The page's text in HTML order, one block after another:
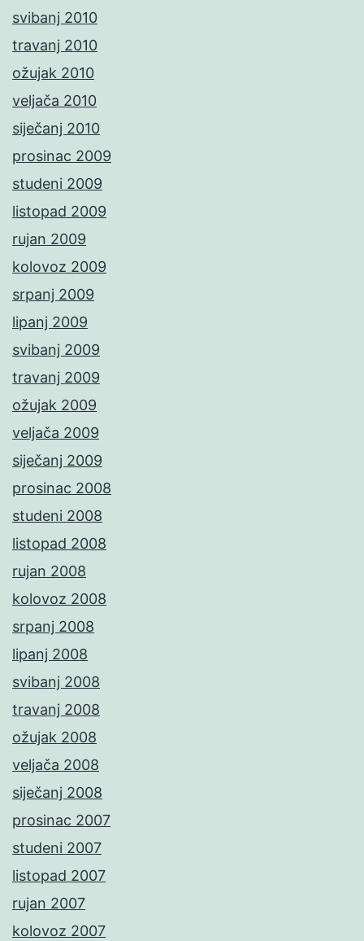
svibanj 2010
travanj 2010
ožujak 2010
veljača 2010
siječanj 2010
prosinac 2009
studeni 2009
listopad 2009
rujan 2009
kolovoz 2009
srpanj 2009
lipanj 2009
svibanj 2009
travanj 2009
ožujak 2009
veljača 2009
siječanj 2009
prosinac 2008
studeni 2008
listopad 2008
rujan 2008
kolovoz 2008
srpanj 2008
lipanj 2008
svibanj 2008
travanj 2008
ožujak 2008
veljača 2008
siječanj 2008
prosinac 2007
studeni 2007
listopad 2007
rujan 2007
kolovoz 2007